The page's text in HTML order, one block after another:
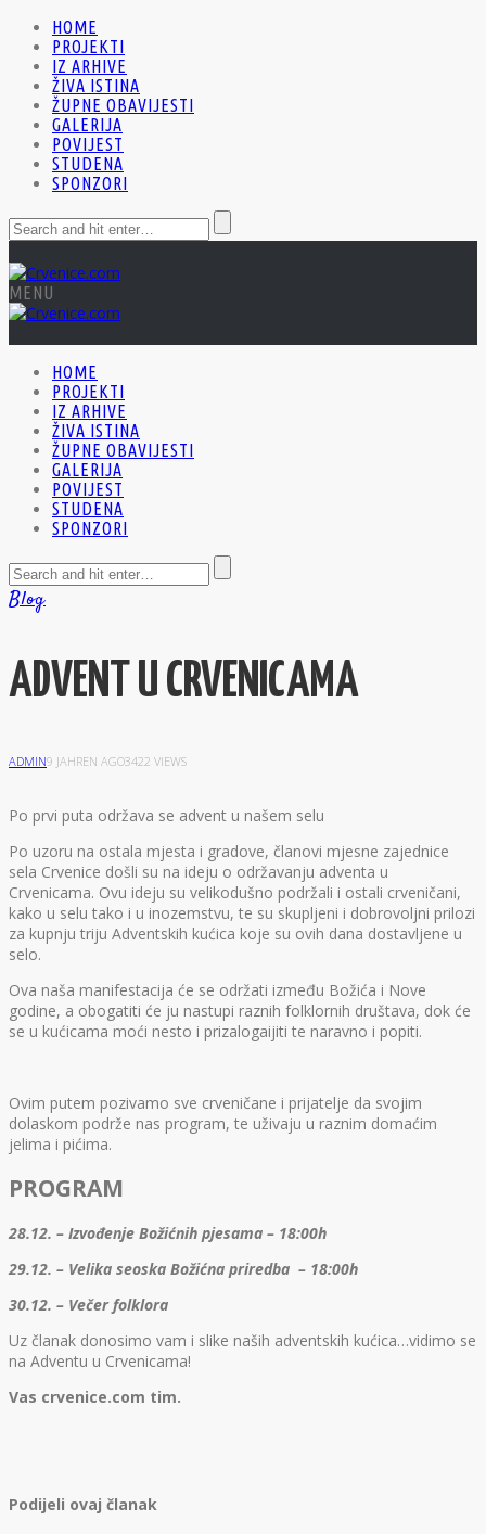
HOME
PROJEKTI
IZ ARHIVE
ŽIVA ISTINA
ŽUPNE OBAVIJESTI
GALERIJA
POVIJEST
STUDENA
SPONZORI
MENU
HOME
PROJEKTI
IZ ARHIVE
ŽIVA ISTINA
ŽUPNE OBAVIJESTI
GALERIJA
POVIJEST
STUDENA
SPONZORI
Blog
ADVENT U CRVENICAMA
ADMIN9 JAHREN AGO3422 VIEWS
Po prvi puta održava se advent u našem selu
Po uzoru na ostala mjesta i gradove, članovi mjesne zajednice
sela Crvenice došli su na ideju o održavanju adventa u
Crvenicama. Ovu ideju su velikodušno podržali i ostali crveničani,
kako u selu tako i u inozemstvu, te su skupljeni i dobrovoljni prilozi
za kupnju triju Adventskih kućica koje su ovih dana dostavljene u
selo.
Ova naša manifestacija će se održati između Božića i Nove
godine, a obogatiti će ju nastupi raznih folklornih društava, dok će
se u kućicama moći nesto i prizalogaijiti te naravno i popiti.
Ovim putem pozivamo sve crveničane i prijatelje da svojim
dolaskom podrže nas program, te uživaju u raznim domaćim
jelima i pićima.
PROGRAM
28.12. – Izvođenje Božićnih pjesama – 18:00h
29.12. – Velika seoska Božićna priredba – 18:00h
30.12. – Večer folklora
Uz članak donosimo vam i slike naših adventskih kućica…vidimo se
na Adventu u Crvenicama!
Vas crvenice.com tim.
Podijeli ovaj članak